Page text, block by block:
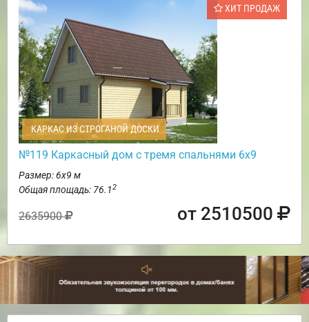
ХИТ ПРОДАЖ
КАРКАС ИЗ СТРОГАНОЙ ДОСКИ
№119 Каркасный дом с тремя спальнями 6х9
Размер: 6х9 м
Общая площадь: 76.12
2635900 от 2510500